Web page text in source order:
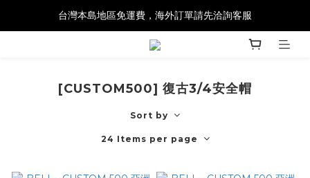
台灣本島地區免運費，海外訂單請先洽詢客服
[CUSTOM500] 復古3/4安全帽
Sort by
24 Items per page